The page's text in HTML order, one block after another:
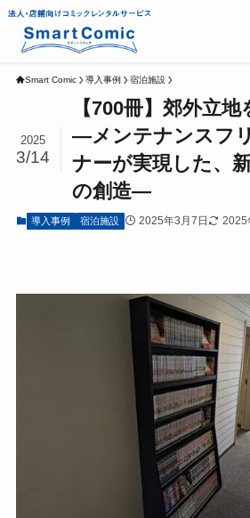
Smart Comic 導入事例 宿泊施設
【700冊】郊外立
―メンテナンスフ
ナーが実現した、
の創造―
2025
3/14
導入事例 宿泊施設 2025年3月7日 2025